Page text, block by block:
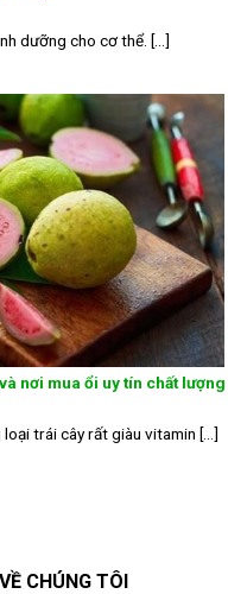
dưỡng cho cơ thể. [...]
nơi mua ổi uy tín chất lượng
trái cây rất giàu vitamin [...]
VỀ CHÚNG TÔI